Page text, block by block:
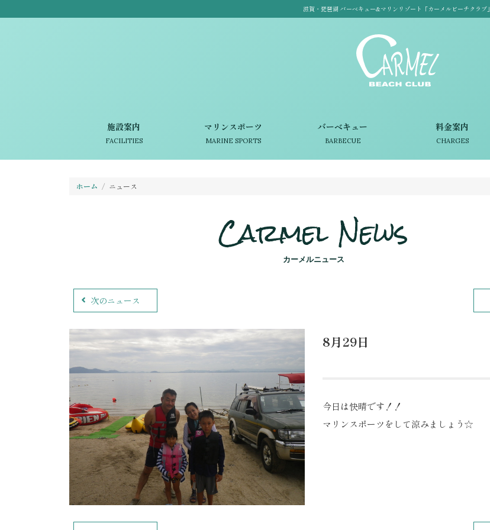
滋賀・琵琶湖 バーベキュー&マリンリゾート「カーメルビーチクラブ」
施設案内
FACILITIES
マリンスポーツ
MARINE SPORTS
バーベキュー
BARBECUE
料金案内
CHARGES
ホーム ニュース
Carmel News
カーメルニュース
次のニュース
8月29日
今日は快晴です！！
マリンスポーツをして涼みましょう☆